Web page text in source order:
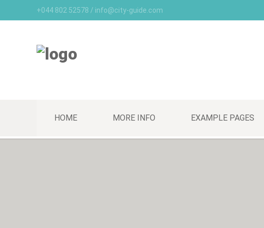
+044 802 52578 / info@city-guide.com
HOME MORE INFO EXAMPLE PAGES